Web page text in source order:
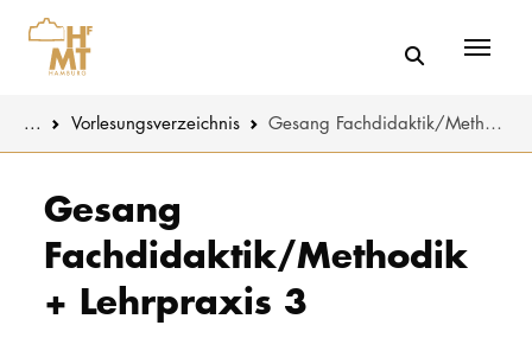
You are here:
... Vorlesungs­verzeichnis Gesang Fachdidaktik/Methodik + Lehrpraxis 3
Gesang
Fachdidaktik/Methodik
+ Lehrpraxis 3
THEATER
Bewerben